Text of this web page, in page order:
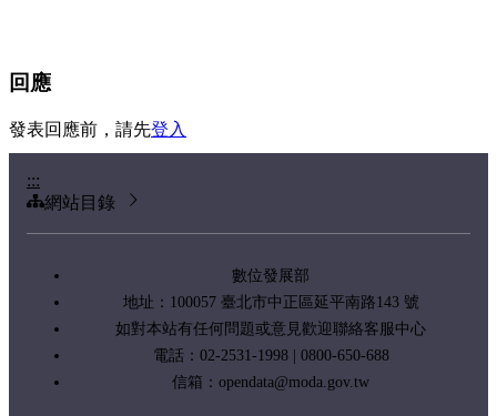
回應
發表回應前，請先登入
:::
網站目錄
數位發展部
地址：100057 臺北市中正區延平南路143 號
如對本站有任何問題或意見歡迎聯絡客服中心
電話：02-2531-1998 | 0800-650-688
信箱： opendata@moda.gov.tw